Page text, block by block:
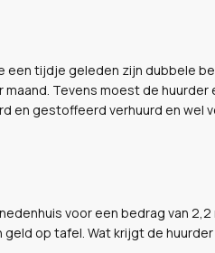
een tijdje geleden zijn dubbele
maand. Tevens moest de
en gestoffeerd verhuurd en wel
voor een bedrag van
op tafel. Wat krijgt de